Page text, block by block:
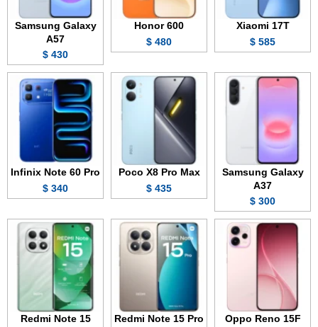
Xiaomi 17T
585 $
Honor 600
480 $
Samsung Galaxy
A57
430 $
Samsung Galaxy
A37
300 $
Poco X8 Pro Max
435 $
Infinix Note 60 Pro
340 $
Oppo Reno 15F
Redmi Note 15 Pro
Redmi Note 15